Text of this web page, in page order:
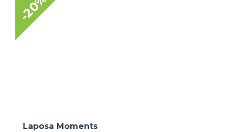
-20%
Laposa Moments